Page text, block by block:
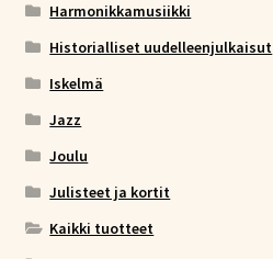
Harmonikkamusiikki
Historialliset uudelleenjulkaisut
Iskelmä
Jazz
Joulu
Julisteet ja kortit
Kaikki tuotteet